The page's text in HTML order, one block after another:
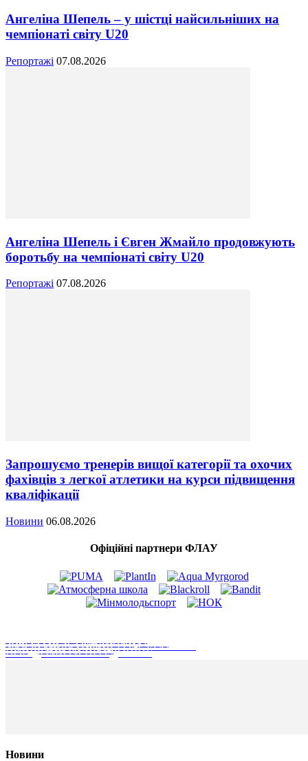
Ангеліна Шепель – у шістці найсильніших на
чемпіонаті світу U20
Репортажі 07.08.2026
Ангеліна Шепель і Євген Жмайло продовжують
боротьбу на чемпіонаті світу U20
Репортажі 07.08.2026
Запрошуємо тренерів вищої категорії та охочих
фахівців з легкої атлетики на курси підвищення
кваліфікації
Новини 06.08.2026
Офіційні партнери ФЛАУ
ЗВЯ'ЗАТИСЬ З КЕРІВНИЦТВОМ
ЗВ'ЯЗАТИСЬ З ОФІЦЕРОМ ЗАХИСТУ
АКАДЕМІЯ АТЛЕТІВ
ПОВІДОМИТИ ПРО ДОПІНГ
Новини